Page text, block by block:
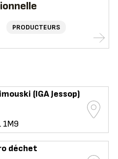
PRODUCTEURS
(IGA Jessop)
1M9
déchet